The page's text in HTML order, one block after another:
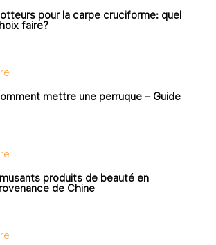
pour la carpe cruciforme: quel
faire?
mettre une perruque – Guide
produits de beauté en
de Chine